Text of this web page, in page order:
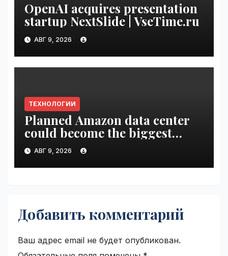
OpenAI acquires presentation
startup NextSlide | VseTime.ru
АВГ 9, 2026
ТЕХНОЛОГИИ
Planned Amazon data center
could become the biggest
climate polluter in the U.S. |
VseTime.ru
АВГ 9, 2026
Добавить комментарий
Ваш адрес email не будет опубликован.